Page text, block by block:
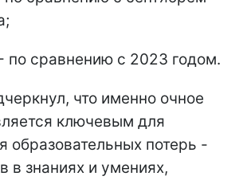
по сравнению с 2023 годом.
что именно очное
ключевым для
образовательных потерь -
в знаниях и умениях,